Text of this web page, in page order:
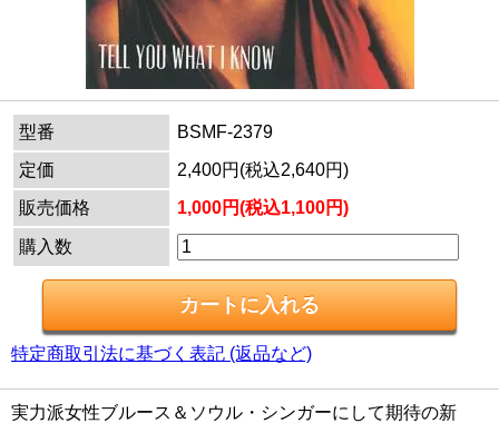
型番
BSMF-2379
定価
2,400円(税込2,640円)
販売価格
1,000円(税込1,100円)
購入数
特定商取引法に基づく表記 (返品など)
実力派女性ブルース＆ソウル・シンガーにして期待の新